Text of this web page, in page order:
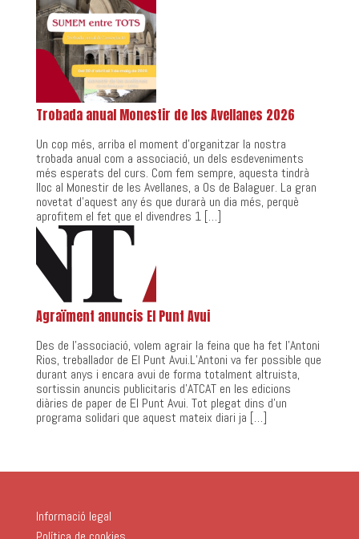
Trobada anual Monestir de les Avellanes 2026
Un cop més, arriba el moment d’organitzar la nostra
trobada anual com a associació, un dels esdeveniments
més esperats del curs. Com fem sempre, aquesta tindrà
lloc al Monestir de les Avellanes, a Os de Balaguer. La gran
novetat d’aquest any és que durarà un dia més, perquè
aprofitem el fet que el divendres 1 […]
Agraïment anuncis El Punt Avui
Des de l’associació, volem agrair la feina que ha fet l’Antoni
Rios, treballador de El Punt Avui.L’Antoni va fer possible que
durant anys i encara avui de forma totalment altruista,
sortissin anuncis publicitaris d’ATCAT en les edicions
diàries de paper de El Punt Avui. Tot plegat dins d’un
programa solidari que aquest mateix diari ja […]
Informació legal